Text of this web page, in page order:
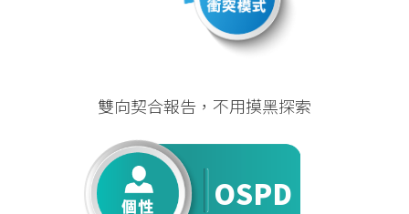
雙向契合報告，不用摸黑探索
OSPD
OSPD
OSPD
OSPD